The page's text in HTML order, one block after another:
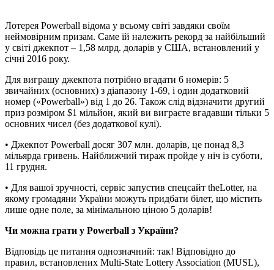
Лотерея Powerball відома у всьому світі завдяки своїм
неймовірним призам. Саме їй належить рекорд за найбільший
у світі джекпот – 1,58 млрд. доларів у США, встановлений у
січні 2016 року.
Для виграшу джекпота потрібно вгадати 6 номерів: 5
звичайних (основних) з діапазону 1-69, і один додатковий
номер («Powerball») від 1 до 26. Також слід відзначити другий
приз розміром $1 мільйон, який ви виграєте вгадавши тільки 5
основних чисел (без додаткової кулі).
• Джекпот Powerball досяг 307 млн. доларів, це понад 8,3
мільярда гривень. Найближчий тираж пройде у ніч із суботи,
11 грудня.
• Для вашої зручності, сервіс запустив спецсайт theLotter, на
якому громадяни України можуть придбати білет, що містить
лише одне поле, за мінімальною ціною 5 доларів!
Чи можна грати у Powerball з України?
Відповідь це питання однозначний: так! Відповідно до
правил, встановлених Multi-State Lottery Association (MUSL),